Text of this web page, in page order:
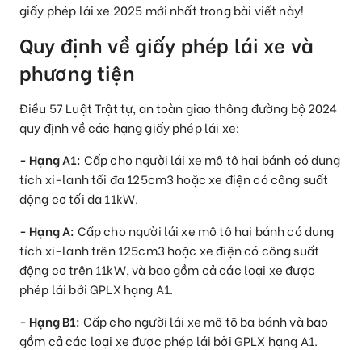
giấy phép lái xe 2025 mới nhất trong bài viết này!
Quy định về giấy phép lái xe và
phương tiện
Điều 57 Luật Trật tự, an toàn giao thông đường bộ 2024
quy định về các hạng giấy phép lái xe:
- Hạng A1: Cấp cho người lái xe mô tô hai bánh có dung
tích xi-lanh tối đa 125cm3 hoặc xe điện có công suất
động cơ tối đa 11kW.
- Hạng A: Cấp cho người lái xe mô tô hai bánh có dung
tích xi-lanh trên 125cm3 hoặc xe điện có công suất
động cơ trên 11kW, và bao gồm cả các loại xe được
phép lái bởi GPLX hạng A1.
- Hạng B1: Cấp cho người lái xe mô tô ba bánh và bao
gồm cả các loại xe được phép lái bởi GPLX hạng A1.